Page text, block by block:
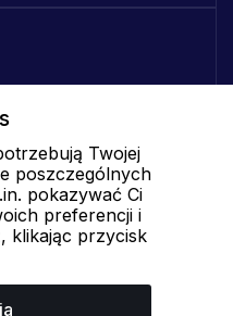
Więcej informacji|
Twojej
poszczególnych
pokazywać Ci
preferencji i
klikając przycisk